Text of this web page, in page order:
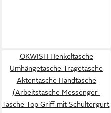
OKWISH Henkeltasche
Umhängetasche Tragetasche
Aktentasche Handtasche
(Arbeitstasche Messenger-
Tasche Top Griff mit Schultergurt,